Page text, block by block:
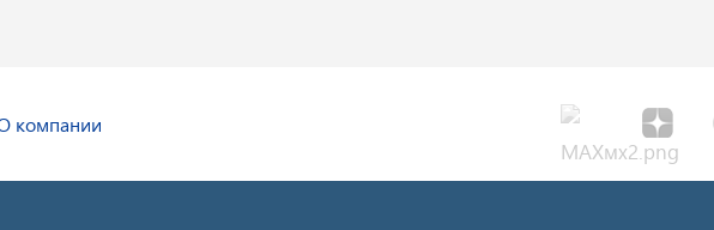
компании